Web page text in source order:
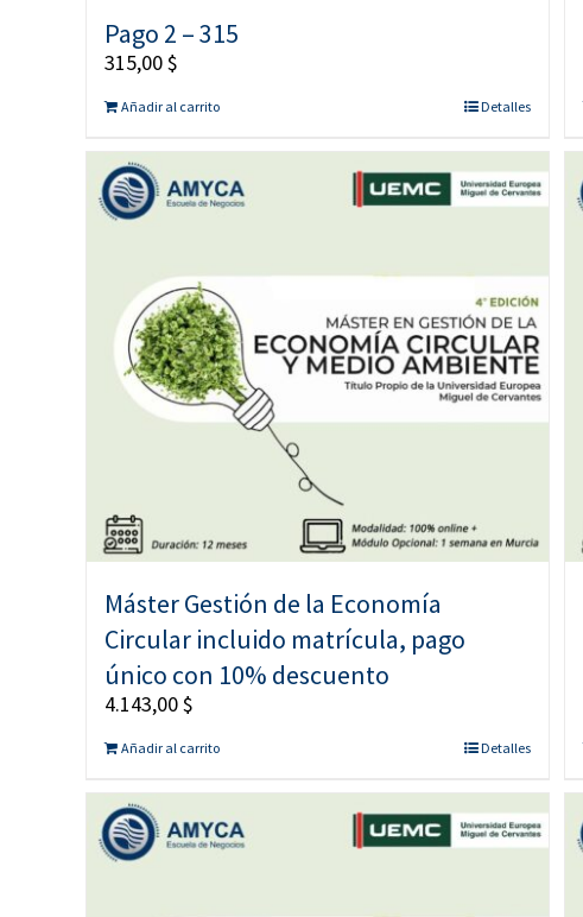
Pago 2 – 315
315,00$
Añadir al carrito Detalles
Máster Gestión de la Economía
Circular incluido matrícula, pago
único con 10% descuento
4.143,00$
Añadir al carrito Detalles